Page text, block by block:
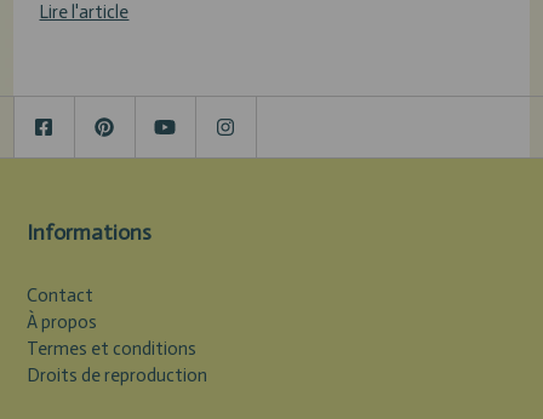
Lire l'article
Informations
Contact
À propos
Termes et conditions
Droits de reproduction